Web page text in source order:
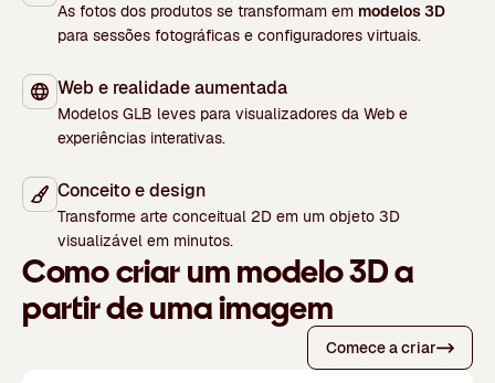
As fotos dos produtos se transformam em modelos 3D
para sessões fotográficas e configuradores virtuais.
Web e realidade aumentada
Modelos GLB leves para visualizadores da Web e
experiências interativas.
Conceito e design
Transforme arte conceitual 2D em um objeto 3D
visualizável em minutos.
Como criar um modelo 3D a
partir de uma imagem
Comece a criar